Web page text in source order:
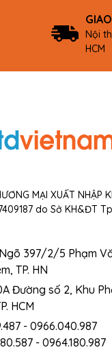
Nội
HCM
MẠI XUẤT NHẬP
do Sở KH&ĐT
397/2/5 Phạm
TP. HN
Đường số 2, Khu
HCM
- 0966.040.987
- 0964.180.987